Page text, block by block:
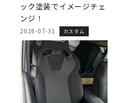
ック塗装でイメージチェ
ンジ！
2026-07-31 カスタム